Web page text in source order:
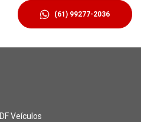
(61) 99277-2036
Veículos